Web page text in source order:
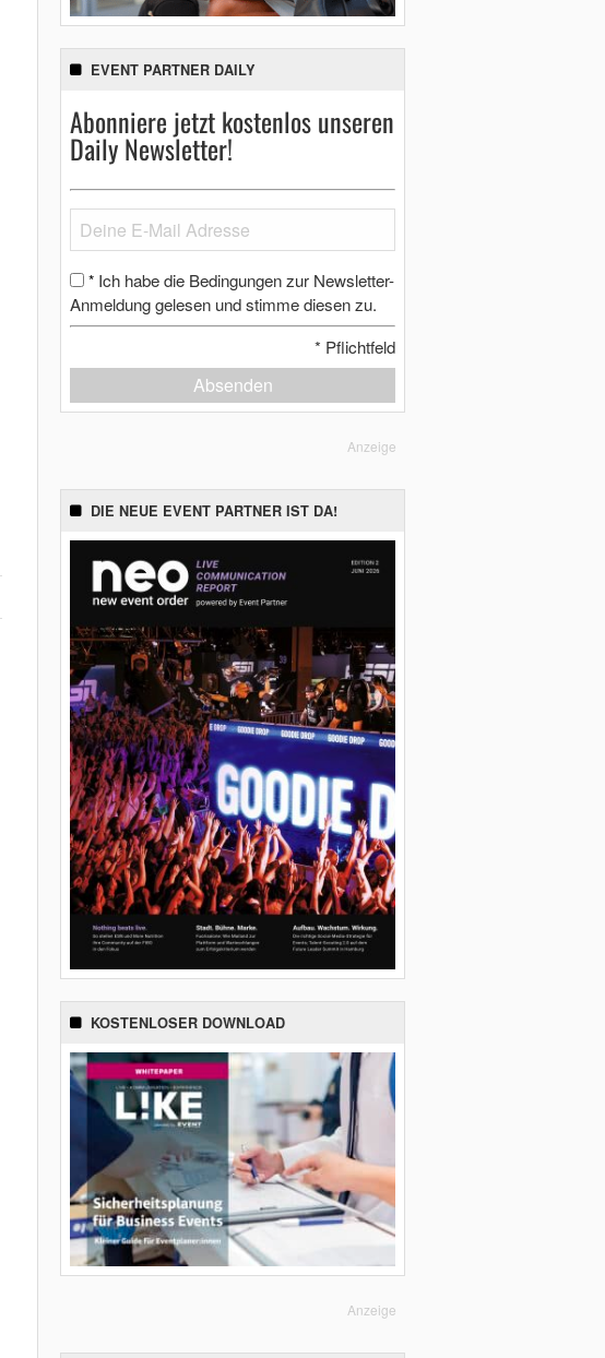
EVENT PARTNER DAILY
Abonniere jetzt kostenlos unseren
Daily Newsletter!
* Ich habe die Bedingungen zur Newsletter-
Anmeldung gelesen und stimme diesen zu.
* Pflichtfeld
Absenden
Anzeige
DIE NEUE EVENT PARTNER IST DA!
KOSTENLOSER DOWNLOAD
Anzeige